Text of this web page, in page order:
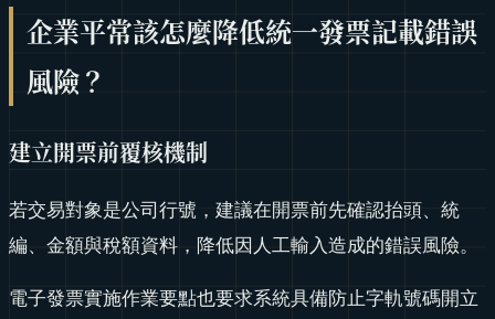
企業平常該怎麼降低統一發票記載錯誤
風險？
建立開票前覆核機制
若交易對象是公司行號，建議在開票前先確認抬頭、統
編、金額與稅額資料，降低因人工輸入造成的錯誤風險。
電子發票實施作業要點也要求系統具備防止字軌號碼開立